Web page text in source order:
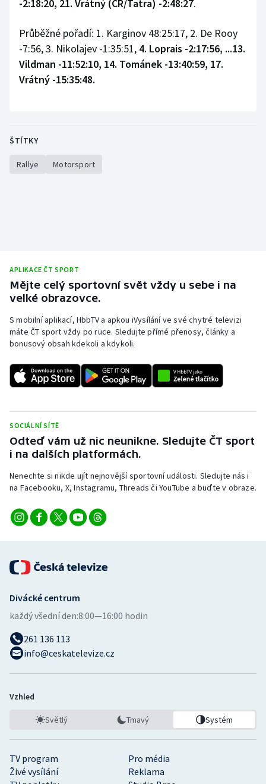
-2:18:20, 21. Vrátný (ČR/Tatra) -2:48:27.
Průběžné pořadí: 1. Karginov 48:25:17, 2. De Rooy
-7:56, 3. Nikolajev -1:35:51, 4. Loprais -2:17:56, ...13.
Vildman -11:52:10, 14. Tománek -13:40:59, 17.
Vrátný -15:35:48.
ŠTÍTKY
Rallye Motorsport
APLIKACE ČT SPORT
Mějte celý sportovní svět vždy u sebe i na
velké obrazovce.
S mobilní aplikací, HbbTV a apkou iVysílání ve své chytré televizi
máte ČT sport vždy po ruce. Sledujte přímé přenosy, články a
bonusový obsah kdekoli a kdykoli.
SOCIÁLNÍ SÍTĚ
Odteď vám už nic neunikne. Sledujte ČT sport
i na dalších platformách.
Nenechte si nikde ujít nejnovější sportovní události. Sledujte nás i
na Facebooku, X, Instagramu, Threads či YouTube a buďte v obraze.
TV program
Pro média
Živé vysílání
Reklama
Divácké centrum
každý všední den:8:00—16:00 hodin
261 136 113
info@ceskatelevize.cz
Vzhled
Světlý Tmavý Systém